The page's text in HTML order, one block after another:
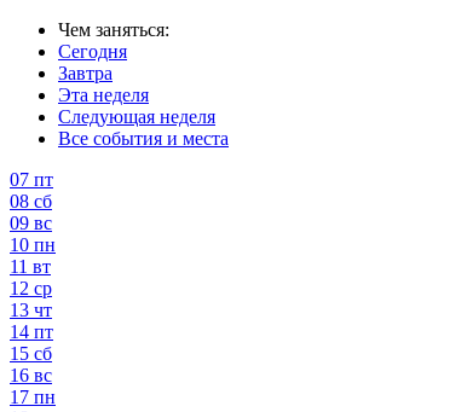
Чем заняться:
Сегодня
Завтра
Эта неделя
Следующая неделя
Все события и места
07 пт
08 сб
09 вс
10 пн
11 вт
12 ср
13 чт
14 пт
15 сб
16 вс
17 пн